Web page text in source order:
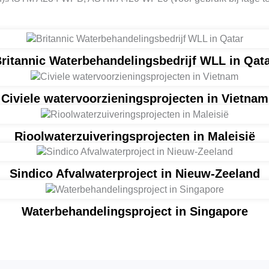
Waterbehandelingsbedrijf WLL in
Civiele watervoorzieningsprojecten in Vietnam
Rioolwaterzuiveringsprojecten in Maleisië
Sindico Afvalwaterproject in Nieuw-Zeeland
Waterbehandelingsproject in Singapore